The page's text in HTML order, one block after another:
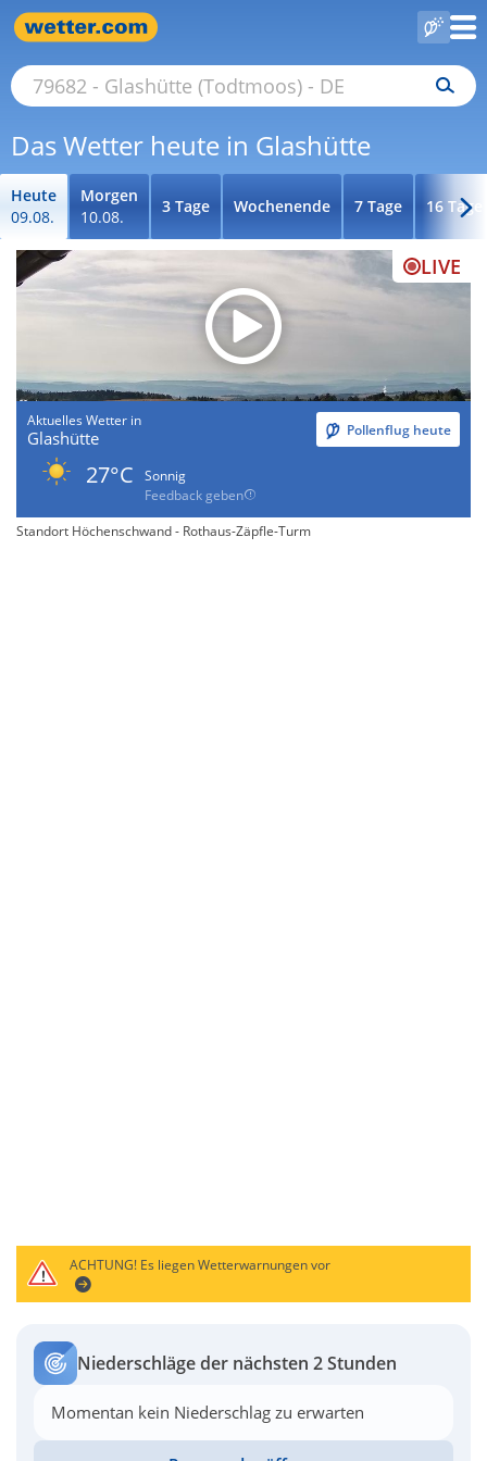
Das Wetter heute in Glashütte
Heute
09.08.
Morgen
10.08.
3 Tage Wochenende 7 Tage 16 Tage
LIVE
Aktuelles Wetter in
Glashütte Pollenflug heute
27°C
Sonnig
Feedback geben
Standort Höchenschwand - Rothaus-Zäpfle-Turm
ACHTUNG!Es liegen Wetterwarnungen vor
Niederschläge der nächsten 2 Stunden
Momentan kein Niederschlag zu erwarten